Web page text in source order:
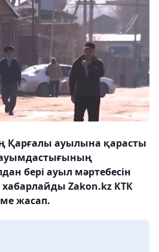
ауылына қарасты
бері ауыл мәртебесін
Zakon.kz КТК
жасап.